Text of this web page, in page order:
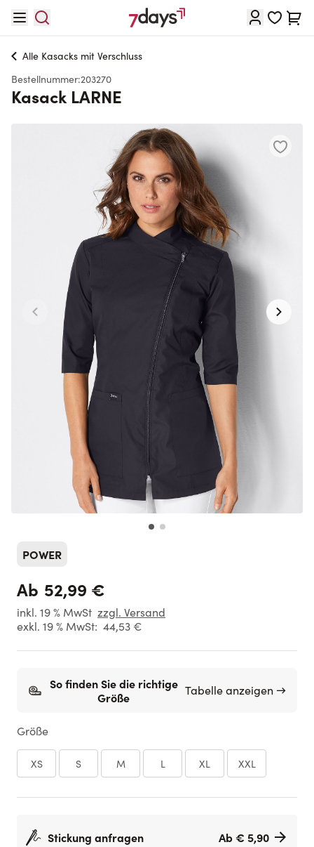
Alle Kasacks mit Verschluss
Bestellnummer:203270
Kasack LARNE
POWER
Ab 52,99 €
inkl. 19 % MwSt zzgl. Versand
exkl. 19 % MwSt: 44,53 €
So finden Sie die richtige
Größe
Tabelle anzeigen →
Größe
XS S M L XL XXL
Stickung anfragen Ab € 5,90